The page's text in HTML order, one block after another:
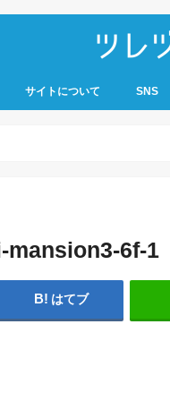
サイトについて SNS
mansion3-6f-1
はてブ